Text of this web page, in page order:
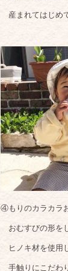
産まれてはじめ
④もりのカラカラ
おむすびの形を
ヒノキ材を使用
手触りにこだわ